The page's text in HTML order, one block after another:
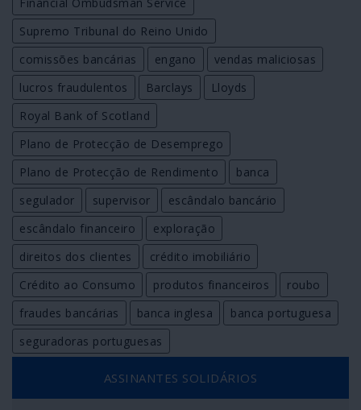
Supremo Tribunal do Reino Unido
comissões bancárias
engano
vendas maliciosas
lucros fraudulentos
Barclays
Lloyds
Royal Bank of Scotland
Plano de Protecção de Desemprego
Plano de Protecção de Rendimento
banca
segulador
supervisor
escândalo bancário
escândalo financeiro
exploração
direitos dos clientes
crédito imobiliário
Crédito ao Consumo
produtos financeiros
roubo
fraudes bancárias
banca inglesa
banca portuguesa
seguradoras portuguesas
ASSINANTES SOLIDÁRIOS